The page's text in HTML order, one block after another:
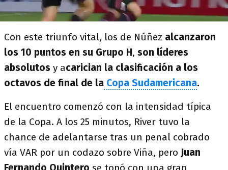
Con este triunfo vital, los de Núñez alcanzaron
los 10 puntos en su Grupo H, son líderes
absolutos y acarician la clasificación a los
octavos de final de la Copa Sudamericana.
El encuentro comenzó con la intensidad típica
de la Copa. A los 25 minutos, River tuvo la
chance de adelantarse tras un penal cobrado
vía VAR por un codazo sobre Viña, pero Juan